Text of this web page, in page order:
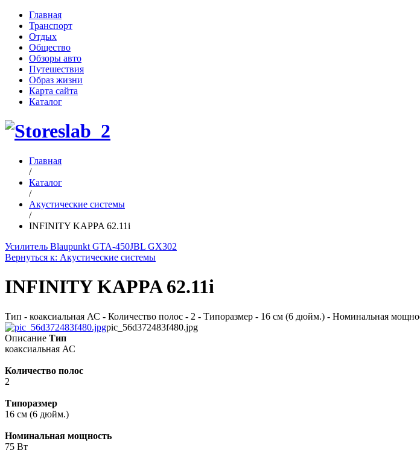
Главная
Транспорт
Отдых
Общество
Обзоры авто
Путешествия
Образ жизни
Карта сайта
Каталог
Главная
/
Каталог
/
Акустические системы
/
INFINITY KAPPA 62.11i
Усилитель Blaupunkt GTA-450JBL GX302
Вернуться к: Акустические системы
INFINITY KAPPA 62.11i
Тип - коаксиальная АС - Количество полос - 2 - Типоразмер - 16 см (6 дюйм.) - Номинальная
pic_56d372483f480.jpg
Описание Тип
коаксиальная АС
Количество полос
2
Типоразмер
16 см (6 дюйм.)
Номинальная мощность
75 Вт